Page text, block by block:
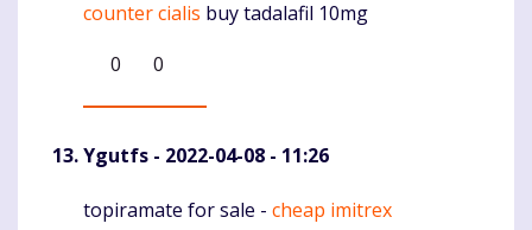
counter cialis buy tadalafil 10mg
0
0
Ygutfs - 2022-04-08 - 11:26
Komentaras
topiramate for sale - cheap imitrex